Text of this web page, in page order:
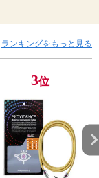
ランキングをもっと見る
3位